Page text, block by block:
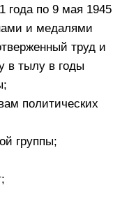
года по 9 мая 1945
и медалями
труд и
в тылу в годы
политических
группы;